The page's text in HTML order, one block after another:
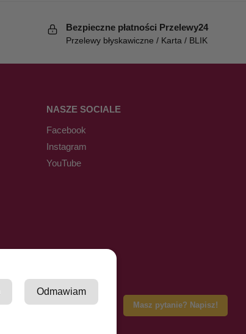
Masz pytanie? Napisz!
Bezpieczne płatności Przelewy24
Przelewy błyskawiczne / Karta / BLIK
NASZE SOCIALE
Facebook
Instagram
YouTube
Odmawiam